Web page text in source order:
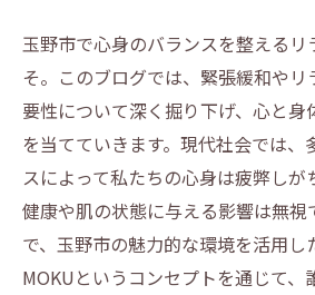
玉野市で心身のバランスを整えるリ
そ。このブログでは、緊張緩和や
要性について深く掘り下げ、心と身
を当てていきます。現代社会では、
スによって私たちの心身は疲弊しが
健康や肌の状態に与える影響は無視
で、玉野市の魅力的な環境を活用し
MOKUというコンセプトを通じて、